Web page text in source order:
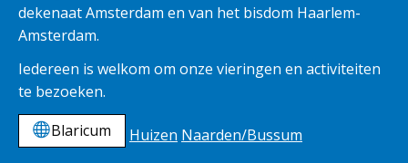
dekenaat Amsterdam en van het bisdom Haarlem-
Amsterdam.
Iedereen is welkom om onze vieringen en activiteiten
te bezoeken.
Blaricum
Huizen Naarden/Bussum